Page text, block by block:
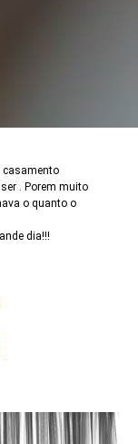
casamento
. Porem muito
o quanto o
dia!!!